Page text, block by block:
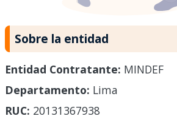
Sobre la entidad
Entidad Contratante: MINDEF
Departamento: Lima
RUC: 20131367938